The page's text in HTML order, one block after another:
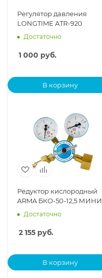
Регулятор давления
LONGTIME ATR-920
Достаточно
1 000 руб.
В корзину
Редуктор кислородный
ARMA БКО-50-12,5 МИНИ
Достаточно
2 155 руб.
В корзину